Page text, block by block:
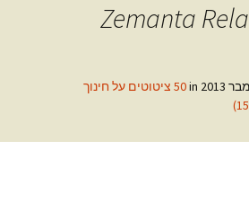
Zemanta
50 ציטוטים על חינוך